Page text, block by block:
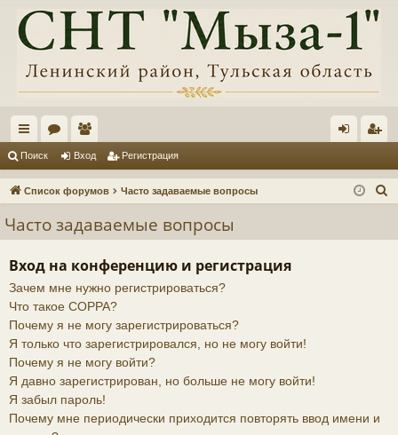
с
ы ум
ол
ьз
ат
ел
и
д ис
Поиск Вход Регистрация
Список форумов Часто задаваемые вопросы
Часто задаваемые вопросы
Вход на конференцию и регистрация
Зачем мне нужно регистрироваться?
Что такое COPPA?
Почему я не могу зарегистрироваться?
Я только что зарегистрировался, но не могу войти!
Почему я не могу войти?
Я давно зарегистрирован, но больше не могу войти!
Я забыл пароль!
Почему мне периодически приходится повторять ввод имени и